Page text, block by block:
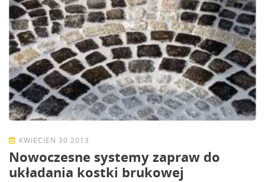
KWIECIEŃ 30 2013
Nowoczesne systemy zapraw do
układania kostki brukowej